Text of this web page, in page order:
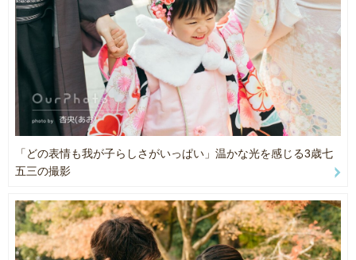
心して当日を迎えられてください！
お子さんの笑顔も、泣いているお顔も全部全部可愛くて、大切な思
い出です𓂃 𓈒𓏸
_ _ _ _ _ _ _ _ _ _ _ _ _ _ _ _ _ _ _ _ _ _ _ _
撮影当日が素敵な思い出になるように、事前に丁寧なヒアリングを
行なっています☺️✨
す
何か気になることがありましたら、些細なことでもいいのでご連絡
ください📩
_ _ _ _ _ _ _ _ _ _ _ _ _ _ _ _ _ _ _ _ _ _ _ _
＊写真に込める想い＊
＂愛おしい日々の記憶をカタチに＂という想いを込めて、シャッタ
ーを切らせていただいています。
何気ない日常の中に溢れる愛おしい時間は、時間が経つにつれ当た
り前になり、ついつい忘れてしまいがちになります。
返した時に、その時の愛おしい時間を、何年何十年経っても思い出
せるように。
「どの表情も我が子らしさがいっぱい」温かな光を感じる3歳七
五三の撮影